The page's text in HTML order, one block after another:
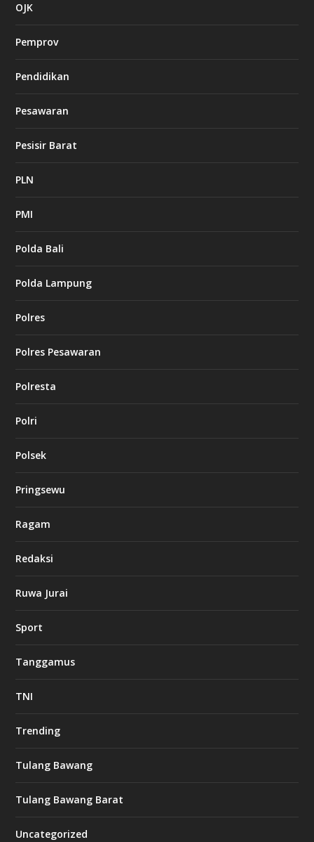
OJK
Pemprov
Pendidikan
Pesawaran
Pesisir Barat
PLN
PMI
Polda Bali
Polda Lampung
Polres
Polres Pesawaran
Polresta
Polri
Polsek
Pringsewu
Ragam
Redaksi
Ruwa Jurai
Sport
Tanggamus
TNI
Trending
Tulang Bawang
Tulang Bawang Barat
Uncategorized